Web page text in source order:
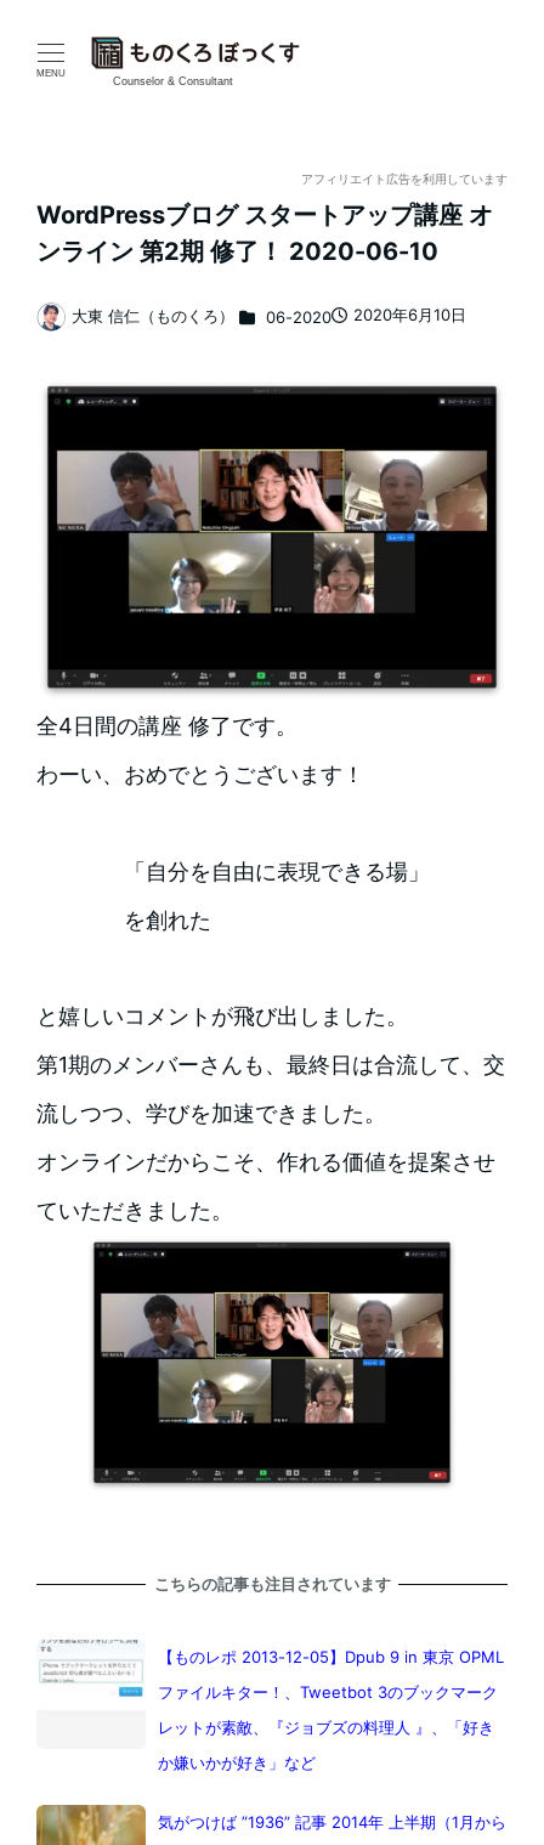
MENU
Counselor & Consultant
アフィリエイト広告を利用しています
WordPressブログ スタートアップ講座 オ
ンライン 第2期 修了！ 2020-06-10
2020年6月10日
著
大東 信仁（ものくろ） カテゴリー
06-2020
全4日間の講座 修了です。
わーい、おめでとうございます！
「自分を自由に表現できる場」
を創れた
と嬉しいコメントが飛び出しました。
第1期のメンバーさんも、最終日は合流して、交
流しつつ、学びを加速できました。
オンラインだからこそ、作れる価値を提案させ
ていただきました。
こちらの記事も注目されています
【ものレポ 2013-12-05】Dpub 9 in 東京 OPML
ファイルキター！、Tweetbot 3のブックマーク
レットが素敵、『ジョブズの料理人 』、「好き
か嫌いかが好き」など
気がつけば ”1936” 記事 2014年 上半期（1月から